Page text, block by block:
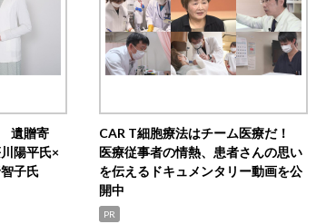
遺贈寄
陽平氏×
子氏
CAR T細胞療法はチーム医療だ！
医療従事者の情熱、患者さんの思い
を伝えるドキュメンタリー動画を公
開中
PR